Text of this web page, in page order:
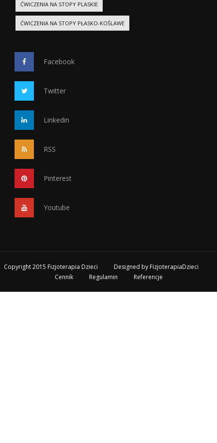
ĆWICZENIA NA STOPY PLASKIE
ĆWICZENIA NA STOPY PŁASKO-KOŚLAWE
Facebook
Twitter
Linkedin
RSS
Pinterest
Youtube
Copyright 2015 Fizjoterapia Dzieci Designed by FizjoterapiaDzieci
Cennik
Regulamin Referencje